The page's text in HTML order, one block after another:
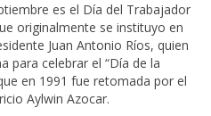
es el Día del Trabajador
originalmente se instituyo en
Juan Antonio Ríos, quien
para celebrar el “Día de la
en 1991 fue retomada por el
Aylwin Azocar.